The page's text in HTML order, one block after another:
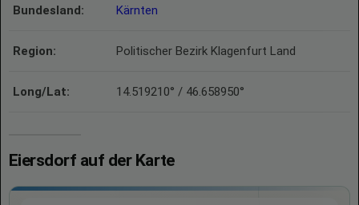
Bundesland: Kärnten
Region: Politischer Bezirk Klagenfurt Land
Long/Lat: 14.519210° / 46.658950°
Eiersdorf auf der Karte